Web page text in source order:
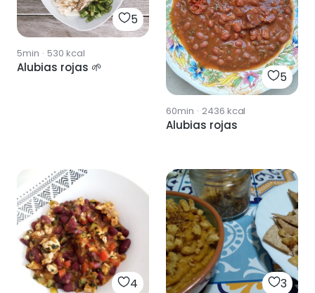
5
5min · 530 kcal
Alubias rojas 🌱
5
60min · 2436 kcal
Alubias rojas
4 3